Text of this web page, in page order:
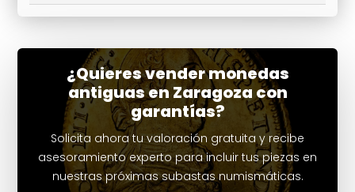
¿Quieres vender monedas
antiguas en Zaragoza con
garantías?
Solicita ahora tu valoración gratuita y recibe
asesoramiento experto para incluir tus piezas en
nuestras próximas subastas numismáticas.